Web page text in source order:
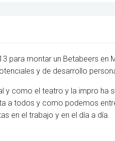
para montar un Betabeers en
y de desarrollo
como el teatro y la impro ha
a todos y como podemos
en el trabajo y en el día a día.